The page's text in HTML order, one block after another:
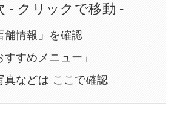
- クリックで移動 -
舗情報」を確認
すすめメニュー」
真などは ここで確認